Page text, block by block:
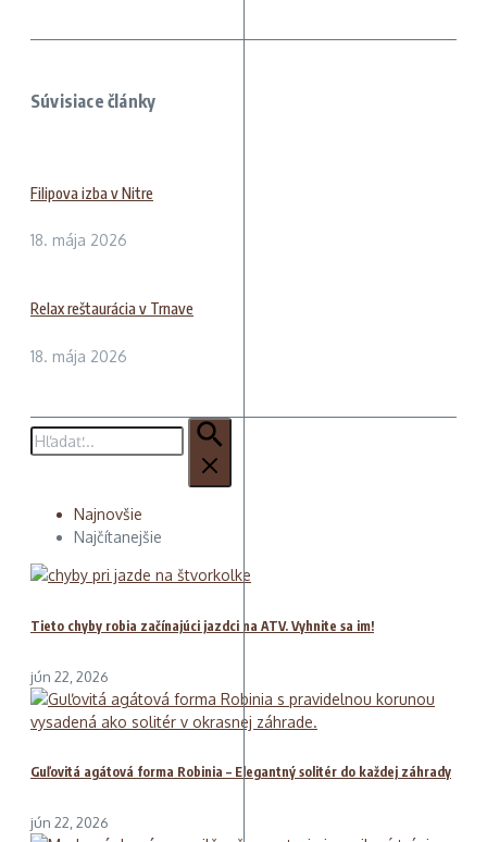
Súvisiace články
Filipova izba v Nitre
18. mája 2026
Relax reštaurácia v Trnave
18. mája 2026
Hľadať:
Najnovšie
Najčítanejšie
Tieto chyby robia začínajúci jazdci na ATV. Vyhnite sa im!
jún 22, 2026
Guľovitá agátová forma Robinia – Elegantný solitér do každej záhrady
jún 22, 2026